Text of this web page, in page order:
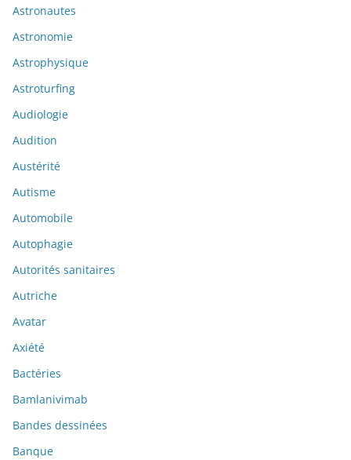
Astronautes
Astronomie
Astrophysique
Astroturfing
Audiologie
Audition
Austérité
Autisme
Automobile
Autophagie
Autorités sanitaires
Autriche
Avatar
Axiété
Bactéries
Bamlanivimab
Bandes dessinées
Banque